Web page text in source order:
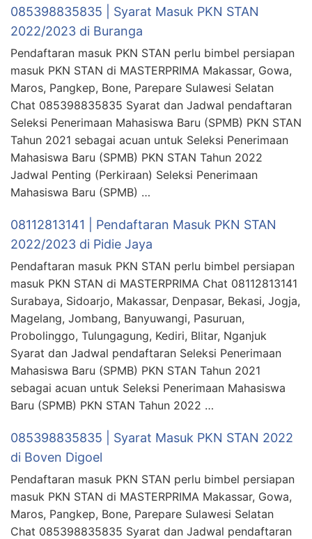
085398835835 | Syarat Masuk PKN STAN
2022/2023 di Buranga
Pendaftaran masuk PKN STAN perlu bimbel persiapan
masuk PKN STAN di MASTERPRIMA Makassar, Gowa,
Maros, Pangkep, Bone, Parepare Sulawesi Selatan
Chat 085398835835 Syarat dan Jadwal pendaftaran
Seleksi Penerimaan Mahasiswa Baru (SPMB) PKN STAN
Tahun 2021 sebagai acuan untuk Seleksi Penerimaan
Mahasiswa Baru (SPMB) PKN STAN Tahun 2022
Jadwal Penting (Perkiraan) Seleksi Penerimaan
Mahasiswa Baru (SPMB) …
08112813141 | Pendaftaran Masuk PKN STAN
2022/2023 di Pidie Jaya
Pendaftaran masuk PKN STAN perlu bimbel persiapan
masuk PKN STAN di MASTERPRIMA Chat 08112813141
Surabaya, Sidoarjo, Makassar, Denpasar, Bekasi, Jogja,
Magelang, Jombang, Banyuwangi, Pasuruan,
Probolinggo, Tulungagung, Kediri, Blitar, Nganjuk
Syarat dan Jadwal pendaftaran Seleksi Penerimaan
Mahasiswa Baru (SPMB) PKN STAN Tahun 2021
sebagai acuan untuk Seleksi Penerimaan Mahasiswa
Baru (SPMB) PKN STAN Tahun 2022 …
085398835835 | Syarat Masuk PKN STAN 2022
di Boven Digoel
Pendaftaran masuk PKN STAN perlu bimbel persiapan
masuk PKN STAN di MASTERPRIMA Makassar, Gowa,
Maros, Pangkep, Bone, Parepare Sulawesi Selatan
Chat 085398835835 Syarat dan Jadwal pendaftaran